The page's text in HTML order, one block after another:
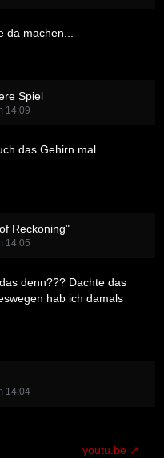
machen...
Spiel
14:09
das Gehirn mal
Reckoning"
14:05
denn??? Dachte das
hab ich damals
14:04
youtu.be